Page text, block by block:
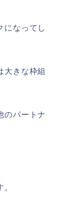
になってし
大きな枠組
のパートナ